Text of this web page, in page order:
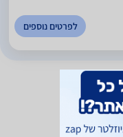
לפרטים נוספים